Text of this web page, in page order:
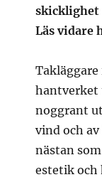
skicklighet
Läs vidare
hantverket
noggrant
vind och
nästan
estetik och